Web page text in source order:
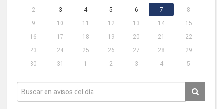
2
3 4 5 6 7
8
9
10 11 12 13 14
15
16
17 18 19 20 21
22
23
24 25 26 27 28
29
30
31 1 2 3 4 5